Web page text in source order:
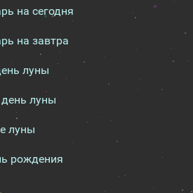
на сегодня
на завтра
луны
луны
луны
рождения